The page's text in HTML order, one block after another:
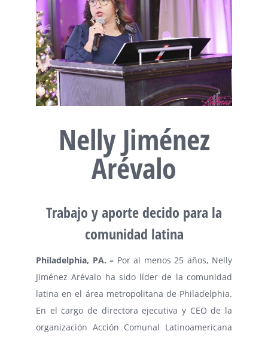
Nelly Jiménez
Arévalo
Trabajo y aporte decido para la
comunidad latina
Philadelphia, PA. – Por al menos 25 años, Nelly
Jiménez Arévalo ha sido líder de la comunidad
latina en el área metropolitana de Philadelphia.
En el cargo de directora ejecutiva y CEO de la
organización Acción Comunal Latinoamericana